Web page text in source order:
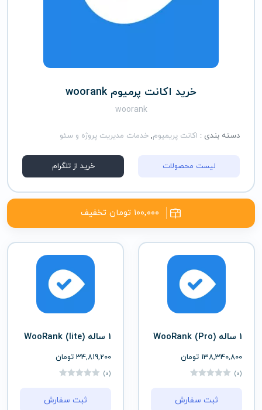
خرید اکانت پرمیوم woorank
woorank
دسته بندی : اکانت پریمیوم, خدمات مدیریت پروژه و سئو
لیست محصولات خرید از تلگرام
۱۰۰٬۰۰۰ تومان تخفیف
1 ساله (Pro) WooRank
138,340,800 تومان
(0)
ثبت سفارش
1 ساله (lite) WooRank
34,819,200 تومان
(0)
ثبت سفارش